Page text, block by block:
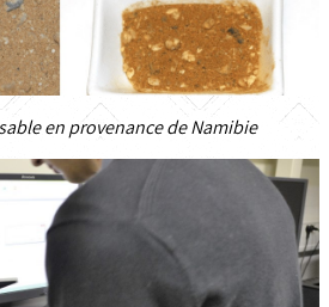
en provenance de Namibie